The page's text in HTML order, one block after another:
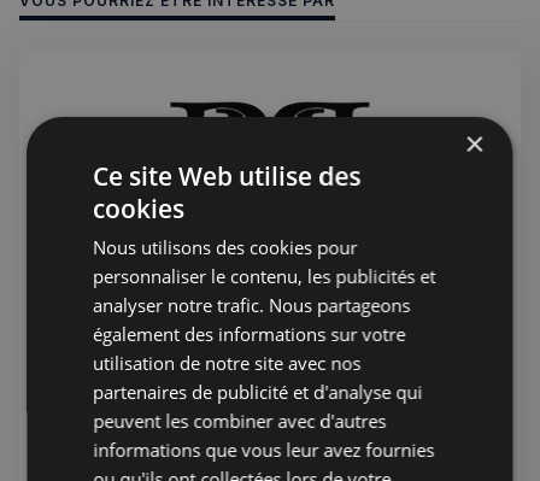
Jérémie Raude-Leroy 22 juil. 2026 Public
PHP Aesthetic-Wellness et PHP
Private Medical Care - Clinique
Française sur Harley street
Le centre d'excellence britannique des soins de santé
×
Ce site Web utilise des
cookies
Nous utilisons des cookies pour
personnaliser le contenu, les publicités et
analyser notre trafic. Nous partageons
également des informations sur votre
utilisation de notre site avec nos
partenaires de publicité et d'analyse qui
peuvent les combiner avec d'autres
informations que vous leur avez fournies